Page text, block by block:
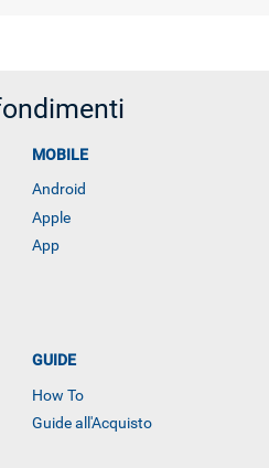
MOBILE
Android
Apple
App
GUIDE
How To
Guide all'Acquisto